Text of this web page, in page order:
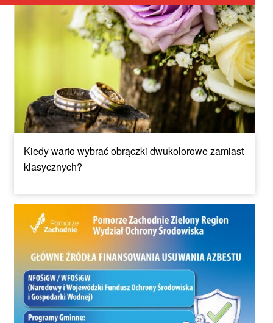
Kiedy warto wybrać obrączki dwukolorowe zamiast
klasycznych?